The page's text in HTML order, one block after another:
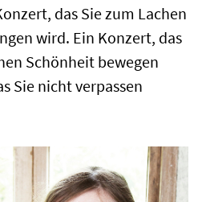
das Sie zum Lachen
wird. Ein Konzert, das
Schönheit bewegen
Sie nicht verpassen